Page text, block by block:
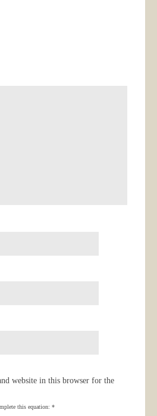
website in this browser for the
this equation: *